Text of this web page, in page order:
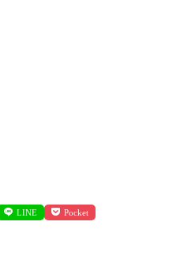
LINE Pocket